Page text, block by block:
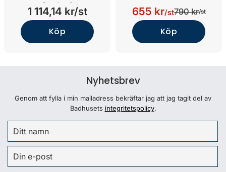
Smokey)
1 114,14 kr/st
Köp
655 kr/st790 kr/st
Köp
Nyhetsbrev
Genom att fylla i min mailadress bekräftar jag att jag tagit del av
Badhusets integritetspolicy.